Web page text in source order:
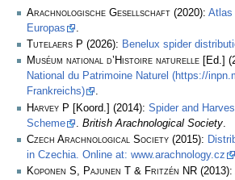
Arachnologische Gesellschaft (2020): Atlas
Europas
.
Tutelaers P (2026): Benelux spider
Muséum national d’Histoire naturelle [Ed.]
National du Patrimoine Naturel (https://
Frankreichs)
.
Harvey P [Koord.] (2014): Spider and
Scheme
British Arachnological Society
Czech Arachnological Society (2015):
in Czechia. Online at: www.arachnology.cz
Koponen S, Pajunen T & Fritzén NR (2013):